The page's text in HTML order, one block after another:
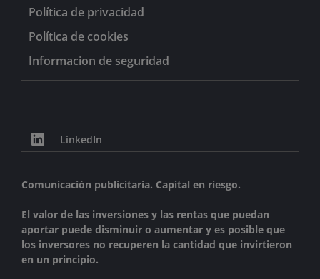
Política de privacidad
Política de cookies
Informacion de seguridad
LinkedIn
Comunicación publicitaria. Capital en riesgo.
El valor de las inversiones y las rentas que puedan
aportar puede disminuir o aumentar y es posible que
los inversores no recuperen la cantidad que invirtieron
en un principio.